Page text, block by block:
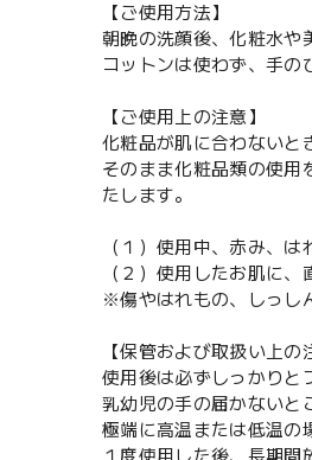
【ご使用方法】
朝晩の洗顔後、化粧水や
コットンは使わず、手の
【ご使用上の注意】
化粧品が肌に合わないと
そのまま化粧品類の使用
たします。
（１）使用中、赤み、
（２）使用したお肌に
※傷やはれもの、しっし
【保管および取扱い上の
使用後は必ずしっかりと
乳幼児の手の届かないと
極端に高温または低温の